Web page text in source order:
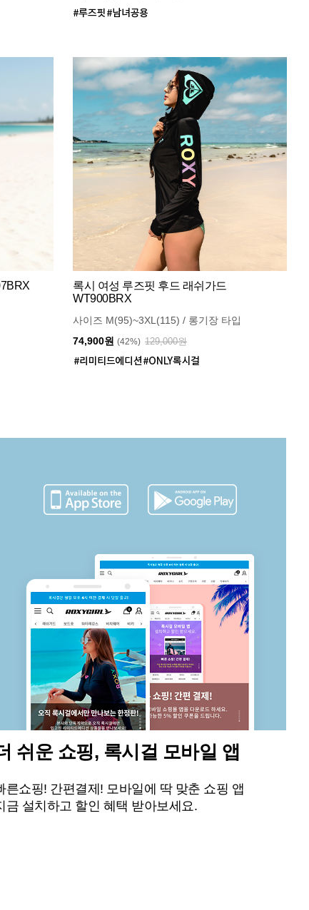
록시 여성 루즈핏 후드 래쉬가드
WT900BRX
사이즈 M(95)~3XL(115) / 롱기장 타입
74,900원 (42%) 129,000원
쉬운 쇼핑, 록시걸 모바일 앱
른쇼핑! 간편결제! 모바일에 딱 맞춘 쇼핑 앱
금 설치하고 할인 혜택 받아보세요.